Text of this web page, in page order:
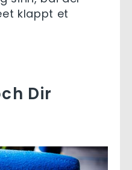
klappt et
Dir